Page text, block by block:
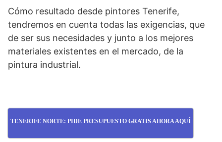
Cómo resultado desde pintores Tenerife,
tendremos en cuenta todas las exigencias, que
de ser sus necesidades y junto a los mejores
materiales existentes en el mercado, de la
pintura industrial.
TENERIFE NORTE: PIDE PRESUPUESTO GRATIS AHORA AQUÍ